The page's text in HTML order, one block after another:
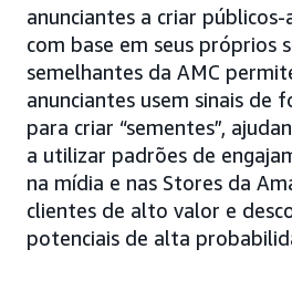
anunciantes a criar
com base em seus próprios
semelhantes da AMC
anunciantes usem sinais de
para criar “sementes”,
a utilizar padrões de
na mídia e nas Stores da
clientes de alto valor e
potenciais de alta